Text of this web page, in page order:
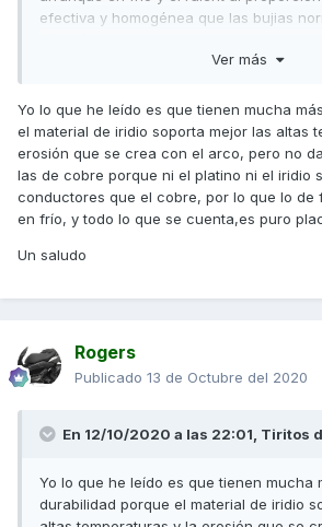
efectiva y homogénea que las bujias
Ver más
Yo lo que he leído es que tienen mucha
el material de iridio soporta mejor las altas
erosión que se crea con el arco, pero no
las de cobre porque ni el platino ni el iridio
conductores que el cobre, por lo que lo de
en frío, y todo lo que se cuenta,es puro
Un saludo
Rogers
Publicado 13 de Octubre del 2020
En 12/10/2020 a las 22:01, Tiritos
Yo lo que he leído es que tienen mucha
durabilidad porque el material de iridio